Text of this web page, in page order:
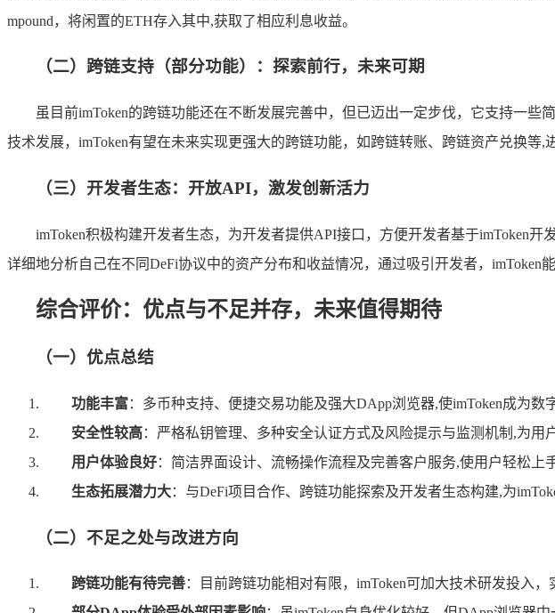
mpound，将闲置的ETH存入其中,获取了相应利息收益。
（二）跨链支持（部分功能）：探索前行，未来可期
虽目前imToken的跨链功能还在不断发展完善中，但已迈出一定步伐，它支持一
技术发展，imToken有望在未来实现更强大的跨链功能，如跨链转账、跨链资产兑换等,
（三）开发者生态：开放API，激发创新活力
imToken积极构建开发者生态，为开发者提供API接口，方便开发者基于imToken
详细地分析自己在不同DeFi协议中的资产分布和收益情况，通过吸引开发者，imToken
综合评价：优点与不足并存，未来值得期待
（一）优点总结
功能丰富：多币种支持、便捷交易功能及强大DApp浏览器,使imToken成为数
安全性较高：严格私钥管理、多种安全认证方式及风险提示与监测机制,为用
用户体验良好：简洁界面设计、流畅操作流程及完善客户服务,使用户轻松上
生态拓展潜力大：与DeFi项目合作、跨链功能探索及开发者生态构建,为
（二）不足之处与改进方向
跨链功能有待完善：目前跨链功能相对有限，imToken可加大技术研发投入，